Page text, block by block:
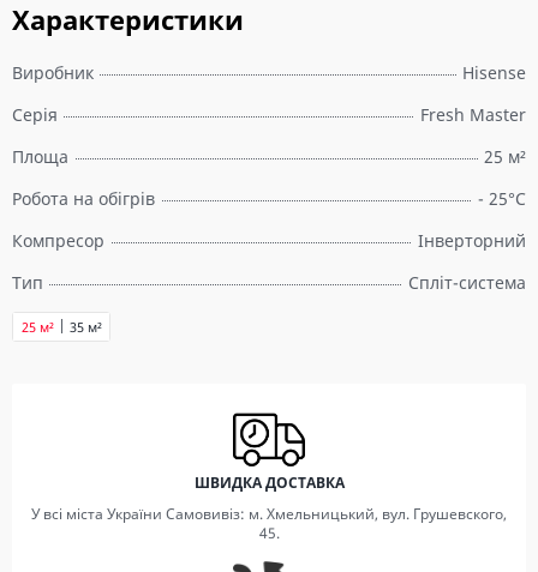
Характеристики
Виробник
Hisense
Серія
Fresh Master
Площа
25 м²
Робота на обігрів
- 25°C
Компресор
Інверторний
Тип
Спліт-система
25 м² 35 м²
ШВИДКА ДОСТАВКА
У всі міста України Самовивіз: м. Хмельницький, вул. Грушевского,
45.